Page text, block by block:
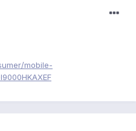
mobile-